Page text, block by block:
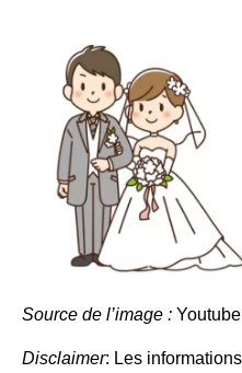
Source de l’image : Youtube
Disclaimer: Les